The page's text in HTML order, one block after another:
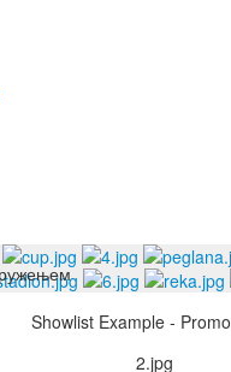
Showlist Example - Promo
2.jpg